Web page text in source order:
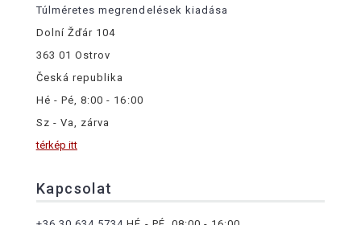
Túlméretes megrendelések kiadása
Dolní Žďár 104
363 01 Ostrov
Česká republika
Hé - Pé, 8:00 - 16:00
Sz - Va, zárva
térkép itt
Kapcsolat